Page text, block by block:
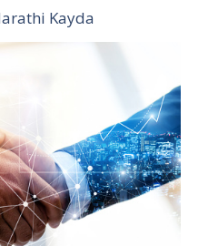
Kayda